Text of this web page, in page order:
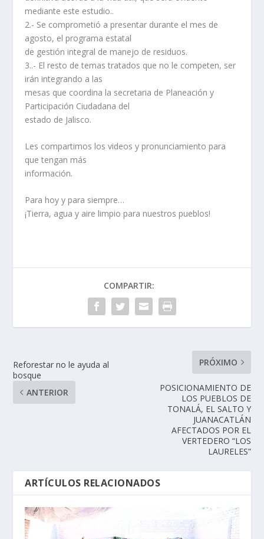
mediante este estudio..
2.- Se comprometió a presentar durante el mes de
agosto, el programa estatal
de gestión integral de manejo de residuos.
3..- El resto de temas tratados que no le competen, ser
irán integrando a las
mesas que coordina la secretaria de Planeación y
Participación Ciudadana del
estado de Jalisco.
Les compartimos los videos y pronunciamiento para
que tengan más
información.
Para hoy y para siempre…
¡Tierra, agua y aire limpio para nuestros pueblos!
COMPARTIR:
Reforestar no le ayuda al
bosque
ANTERIOR
PRÓXIMO
POSICIONAMIENTO DE
LOS PUEBLOS DE
TONALÁ, EL SALTO Y
JUANACATLÁN
AFECTADOS POR EL
VERTEDERO “LOS
LAURELES”
ARTÍCULOS RELACIONADOS